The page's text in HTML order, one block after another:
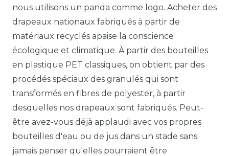
nous utilisons un panda comme logo. Acheter des
drapeaux nationaux fabriqués à partir de
matériaux recyclés apaise la conscience
écologique et climatique. À partir des bouteilles
en plastique PET classiques, on obtient par des
procédés spéciaux des granulés qui sont
transformés en fibres de polyester, à partir
desquelles nos drapeaux sont fabriqués. Peut-
être avez-vous déjà applaudi avec vos propres
bouteilles d'eau ou de jus dans un stade sans
jamais penser qu'elles pourraient être